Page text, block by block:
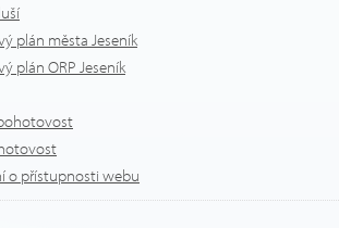
plán města Jeseník
plán ORP Jeseník
o přístupnosti webu